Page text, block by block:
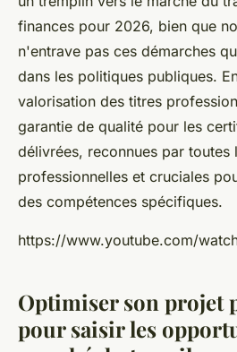
finances pour 2026, bien que
n'entrave pas ces démarches
dans les politiques publiques.
valorisation des titres
garantie de qualité pour les
délivrées, reconnues par toutes
professionnelles et cruciales
des compétences spécifiques.
https://www.youtube.com/
Optimiser son projet
pour saisir les